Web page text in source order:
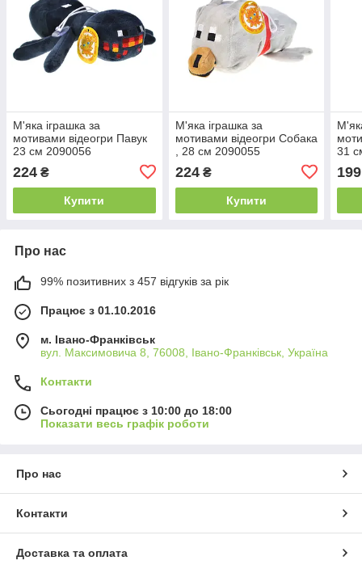
М'яка іграшка за
мотивами відеогри Павук
23 см 2090056
224 ₴
Купити
М'яка іграшка за
мотивами відеогри Собака
, 28 см 2090055
224₴
Купити
31
199
Про нас
99% позитивних з 457 відгуків за рік
Працює з 01.10.2016
м. Івано-Франківськ
вул. Максимовича 8, 76008, Івано-Франківськ, Україна
Контакти
Сьогодні працює з 10:00 до 18:00
Показати весь графік роботи
Про нас
Контакти
Доставка та оплата